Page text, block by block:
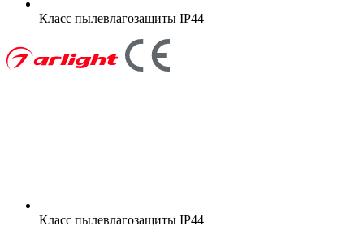
Класс пылевлагозащиты IP44
Класс пылевлагозащиты IP44